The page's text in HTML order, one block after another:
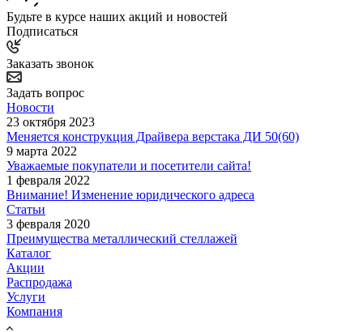
Будьте в курсе наших акций и новостей
Подписаться
Заказать звонок
Задать вопрос
Новости
23 октября 2023
Меняется конструкция Драйвера верстака ДИ 50(60)
9 марта 2022
Уважаемые покупатели и посетители сайта!
1 февраля 2022
Внимание! Изменение юридического адреса
Статьи
3 февраля 2020
Преимущества металлический стеллажей
Каталог
Акции
Распродажа
Услуги
Компания